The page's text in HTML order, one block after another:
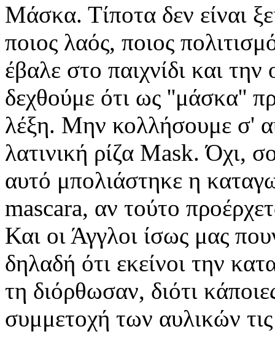
Μάσκα. Τίποτα δεν είναι
ποιος λαός, ποιος
έβαλε στο παιχνίδι και
δεχθούμε ότι ως ''μάσκα''
λέξη. Μην κολλήσουμε σ'
λατινική ρίζα Mask. Όχι,
αυτό μπολιάστηκε η
mascara, αν τούτο
Και οι Άγγλοι ίσως μας
δηλαδή ότι εκείνοι την
τη διόρθωσαν, διότι
συμμετοχή των αυλικών